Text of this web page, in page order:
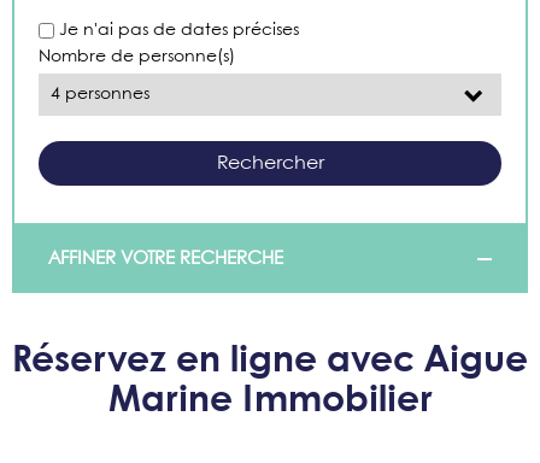
Je n'ai pas de dates précises
Nombre de personne(s)
AFFINER VOTRE RECHERCHE
Réservez en ligne avec Aigue
Marine Immobilier